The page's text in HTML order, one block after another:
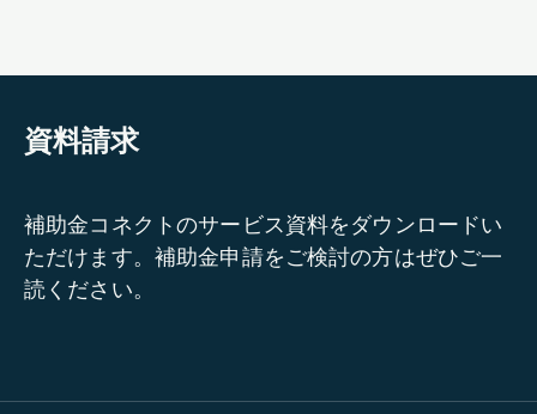
資料請求
補助金コネクトのサービス資料をダウンロードい
ただけます。補助金申請をご検討の方はぜひご一
読ください。